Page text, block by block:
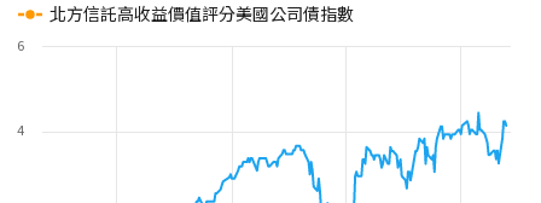
北方信託高收益價值評分美國公司債指數
4
6